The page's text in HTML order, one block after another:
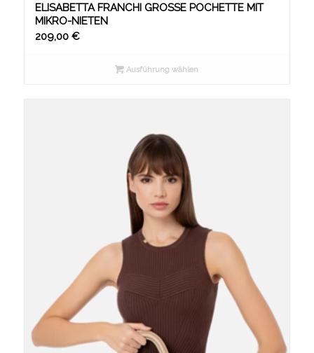
ELISABETTA FRANCHI GROSSE POCHETTE MIT M
IKRO-NIETEN
209,00 €
Ausführung wählen